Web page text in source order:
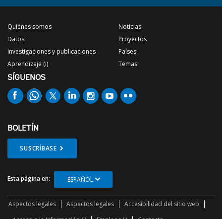
Quiénes somos
Datos
Investigaciones y publicaciones
Aprendizaje (i)
Noticias
Proyectos
Países
Temas
SÍGUENOS
BOLETÍN
SUSCRÍBASE
Esta página en: ESPAÑOL
Aspectos legales Aspectos legales
Accesibilidad del sitio web